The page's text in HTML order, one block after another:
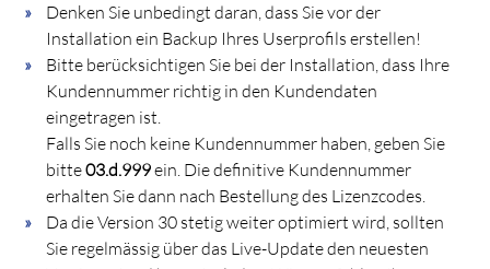
Denken Sie unbedingt daran, dass Sie vor der
Installation ein Backup Ihres Userprofils erstellen!
Bitte berücksichtigen Sie bei der Installation, dass Ihre
Kundennummer richtig in den Kundendaten
eingetragen ist.
Falls Sie noch keine Kundennummer haben, geben Sie
bitte03.d.999ein. Die definitive Kundennummer
erhalten Sie dann nach Bestellung des Lizenzcodes.
Da die Version 30 stetig weiter optimiert wird, sollten
Sie regelmässig über das Live-Update den neuesten